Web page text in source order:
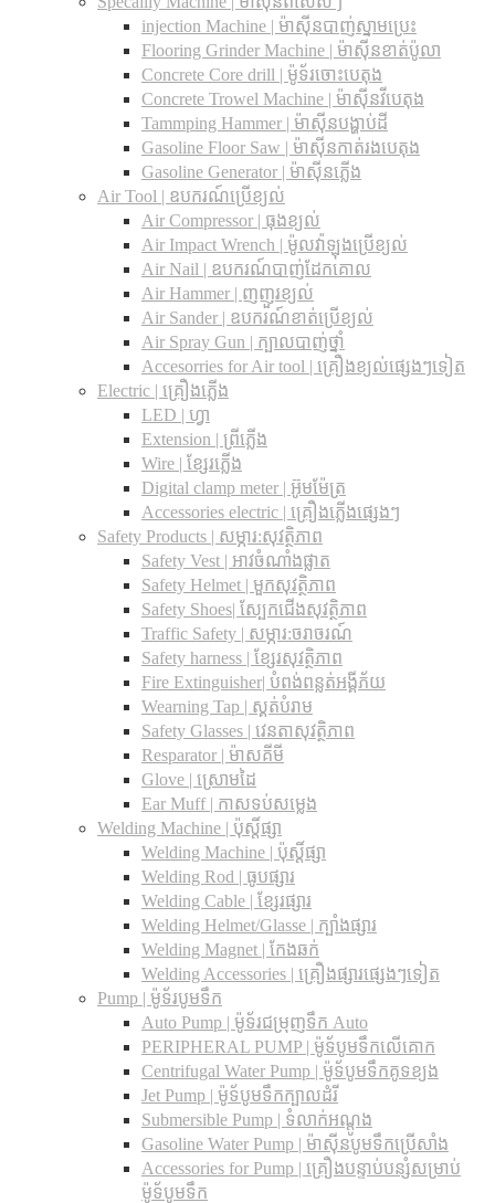
injection Machine | ម៉ាស៊ីនបាញ់ស្នាមប្រេះ
Flooring Grinder Machine | ម៉ាស៊ីនខាត់ប៉ូលា
Concrete Core drill | ម៉ូទ័រចោះបេតុង
Concrete Trowel Machine | ម៉ាស៊ីនវីបេតុង
Tammping Hammer | ម៉ាស៊ីនបង្ហាប់ដី
Gasoline Floor Saw | ម៉ាស៊ីនកាត់រងបេតុង
Gasoline Generator | ម៉ាស៊ីនភ្លើង
Air Tool | ឧបករណ៍ប្រើខ្យល់
Air Compressor | ធុងខ្យល់
Air Impact Wrench | ម៉ូលវ៉ាឡុងប្រើខ្យល់
Air Nail | ឧបករណ៍បាញ់ដែកគោល
Air Hammer | ញញួរខ្យល់
Air Sander | ឧបករណ៍ខាត់ប្រើខ្យល់
Air Spray Gun | ក្បាលបាញ់ថ្នាំ
Accesorries for Air tool | គ្រឿងខ្យល់ផ្សេងៗទៀត
Electric | គ្រឿងភ្លើង
LED | ហ្វា
Extension | ព្រីភ្លើង
Wire | ខ្សែរភ្លើង
Digital clamp meter | អ៊ូមម៉ែត្រ
Accessories electric | គ្រឿងភ្លើងផ្សេងៗ
Safety Products | សម្ភារ:សុវត្ថិភាព
Safety Vest | អាវចំណាំងផ្លាត
Safety Helmet | មួកសុវត្ថិភាព
Safety Shoes| ស្បែកជើងសុវត្ថិភាព
Traffic Safety​ | សម្ភារ:ចរាចរណ៍
Safety harness | ខ្សែរសុវត្ថិភាព
Fire Extinguisher| បំពង់ពន្លត់អង្គីភ័យ
Wearning Tap | ស្គត់បំរាម
Safety Glasses | វេនតាសុវត្ថិភាព
Resparator | ម៉ាសគីមី
Glove | ស្រោមដៃ
Ear Muff | កាសទប់សម្លេង
Welding Machine | ប៉ុស្តិ៍ផ្សា
Welding Machine | ប៉ុស្តិ៍ផ្សា
Welding Rod | ធូបផ្សារ
Welding Cable | ខ្សែរផ្សារ
Welding Helmet/Glasse | ក្បាំងផ្សារ
Welding Magnet | កែងឆក់
Welding Accessories | គ្រឿងផ្សារផ្សេងៗទៀត
Pump | ម៉ូទ័របូមទឹក
Auto Pump | ម៉ូទ័រជម្រុញទឹក Auto
PERIPHERAL PUMP | ម៉ូទ័បូមទឹកលើគោក
Centrifugal Water Pump | ម៉ូទ័បូមទឹកគូទខ្យង
Jet Pump | ម៉ូទ័បូមទឹកក្បាលដំរី
Submersible Pump | ទំលាក់អណ្តូង
Gasoline Water Pump | ម៉ាស៊ីនបូមទឹកប្រើសាំង
Accessories for Pump | គ្រឿងបន្ទាប់បន្សំសម្រាប់
ម៉ូទ័បូមទឹក